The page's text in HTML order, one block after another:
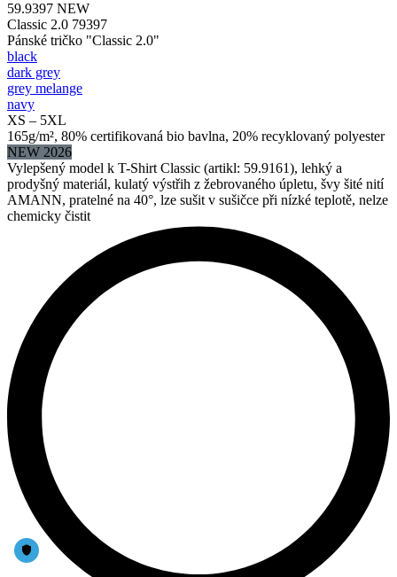
59.9397 NEW
Classic 2.0 79397
Pánské tričko "Classic 2.0"
black
dark grey
grey melange
navy
XS – 5XL
165g/m², 80% certifikovaná bio bavlna, 20% recyklovaný polyester
NEW 2026
Vylepšený model k T-Shirt Classic (artikl: 59.9161), lehký a
prodyšný materiál, kulatý výstřih z žebrovaného úpletu, švy šité nití
AMANN, pratelné na 40°, lze sušit v sušičce při nízké teplotě, nelze
chemicky čistit